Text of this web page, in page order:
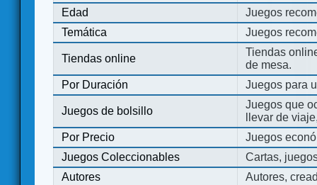
Edad
Juegos
Temática
Juegos
Tiendas online
Tiendas
de mesa.
Por Duración
Juegos para
Juegos de bolsillo
Juegos que
llevar de
Por Precio
Juegos
Juegos Coleccionables
Cartas,
Autores
Autores,